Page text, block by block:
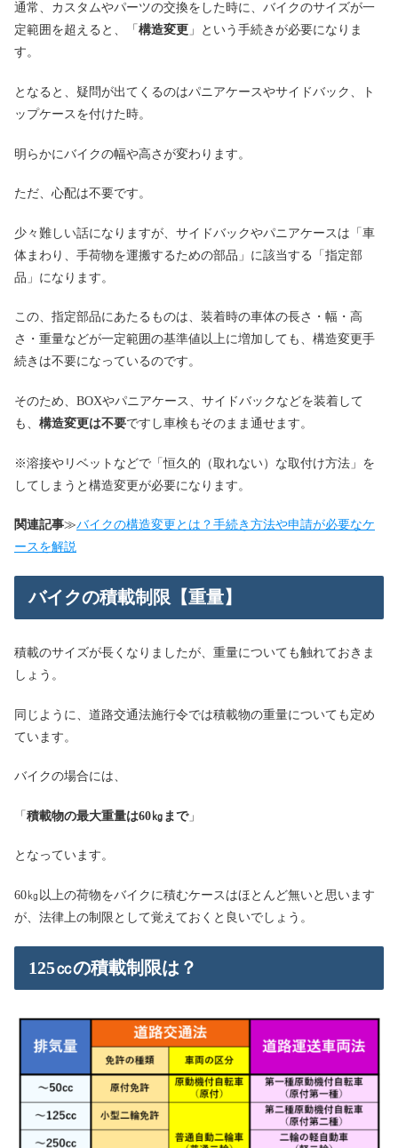
通常、カスタムやパーツの交換をした時に、バイクのサイズが一
定範囲を超えると、「 構造変更 」という手続きが必要になりま
す。
となると、疑問が出てくるのはパニアケースやサイドバック、ト
ップケースを付けた時。
明らかにバイクの幅や高さが変わります。
ただ、心配は不要です。
少々難しい話になりますが、サイドバックやパニアケースは「車
体まわり、手荷物を運搬するための部品」に該当する「指定部
品」になります。
この、指定部品にあたるものは、装着時の車体の長さ・幅・高
さ・重量などが一定範囲の基準値以上に増加しても、構造変更手
続きは不要になっているのです。
そのため、BOXやパニアケース、サイドバックなどを装着して
も、 構造変更は不要ですし車検もそのまま通せます。
※溶接やリベットなどで「恒久的（取れない）な取付け方法」を
してしまうと構造変更が必要になります。
関連記事≫バイクの構造変更とは？手続き方法や申請が必要なケ
ースを解説
バイクの積載制限【重量】
積載のサイズが長くなりましたが、重量についても触れておきま
しょう。
同じように、道路交通法施行令では積載物の重量についても定め
ています。
バイクの場合には、
「 積載物の最大重量は60㎏まで」
となっています。
60㎏以上の荷物をバイクに積むケースはほとんど無いと思います
が、法律上の制限として覚えておくと良いでしょう。
125㏄の積載制限は？